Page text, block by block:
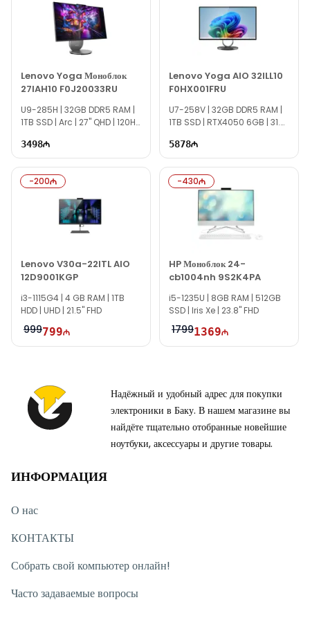
через сайт.
Если вам нужна помощь в выборе, наши специалисты
доступны ежедневно с 10:00 до 19:00.
24IAP7 F0GH01JLRU наша служба онлайн-поддержки
всегда готова помочь.
Вне рабочего времени вы можете оставить заявку по
Благодарим вас за интерес к Texno Gallery!
Lenovo Yoga Моноблок
27IAH10 F0J20033RU
U9-285H | 32GB DDR5 RAM |
1TB SSD | Arc | 27" QHD | 120Hz
3498
Lenovo Yoga AIO 32ILL10
F0HX001FRU
U7-258V | 32GB DDR5 RAM |
1TB SSD | RTX4050 6GB | 31.5"
5878
-200
Lenovo V30a-22ITL AIO
12D9001KGP
i3-1115G4 | 4 GB RAM | 1TB
HDD | UHD | 21.5" FHD
999799
-430
HP Моноблок 24-
cb1004nh 9S2K4PA
i5-1235U | 8GB RAM | 512GB
SSD | Iris Xe | 23.8" FHD
17991369
Надёжный и удобный адрес для покупки
электроники в Баку. В нашем магазине вы
найдёте тщательно отобранные новейшие
ноутбуки, аксессуары и другие товары.
ИНФОРМАЦИЯ
О нас
КОНТАКТЫ
Собрать свой компьютер онлайн!
Часто задаваемые вопросы